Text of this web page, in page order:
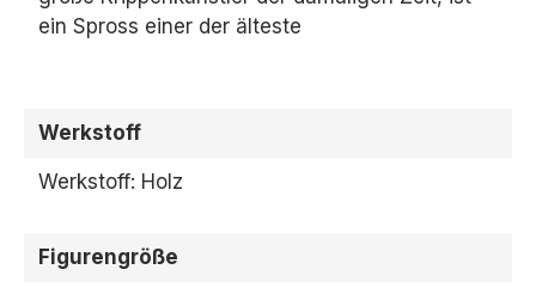
ein Spross einer der älteste
Werkstoff
Werkstoff: Holz
Figurengröße